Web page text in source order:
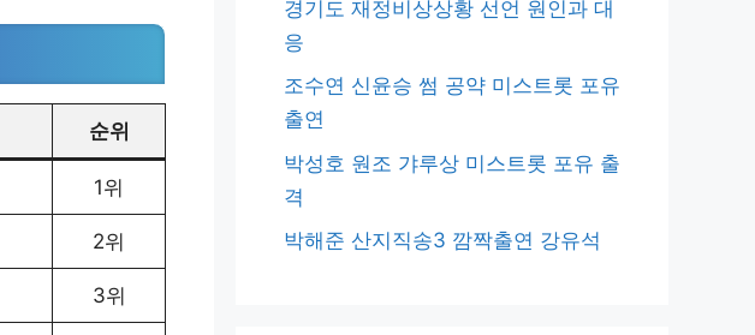
순위
1위
2위
3위
경기도 재정비상상황 선언 원인과 대
응
조수연 신윤승 썸 공약 미스트롯 포유
출연
박성호 원조 갸루상 미스트롯 포유 출
격
박해준 산지직송3 깜짝출연 강유석